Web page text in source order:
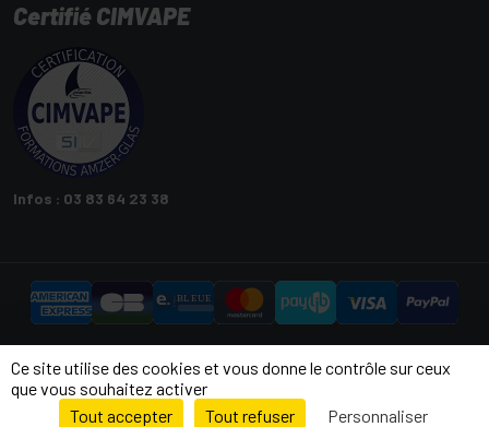
Certifié CIMVAPE
Infos : 03 83 64 23 38
Copyright © 2026 Oliquide
Tous droits réservés
Ce site utilise des cookies et vous donne le contrôle sur ceux
que vous souhaitez activer
Tout accepter
Tout refuser Personnaliser